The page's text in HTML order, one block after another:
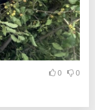
0 0